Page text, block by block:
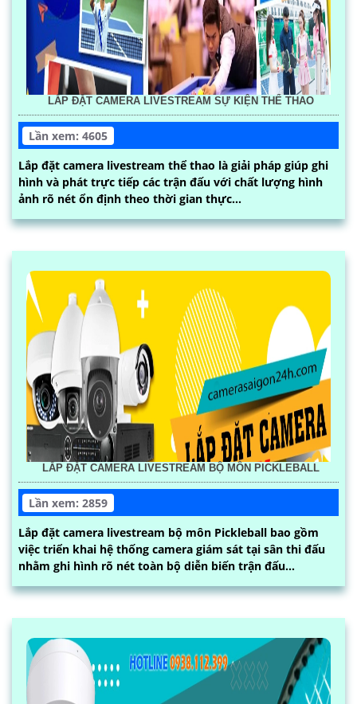
LẮP ĐẶT CAMERA LIVESTREAM SỰ KIỆN THỂ THAO
Lần xem: 4605
Lắp đặt camera livestream thể thao là giải pháp giúp ghi
hình và phát trực tiếp các trận đấu với chất lượng hình
ảnh rõ nét ổn định theo thời gian thực...
LẮP ĐẶT CAMERA LIVESTREAM BỘ MÔN PICKLEBALL
Lần xem: 2859
Lắp đặt camera livestream bộ môn Pickleball bao gồm
việc triển khai hệ thống camera giám sát tại sân thi đấu
nhằm ghi hình rõ nét toàn bộ diễn biến trận đấu...